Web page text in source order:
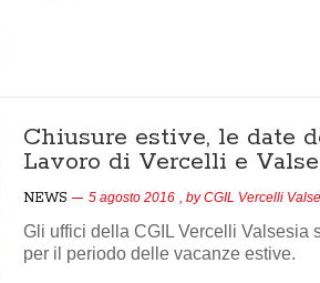
Chiusure estive, le date
Lavoro di Vercelli e
NEWS 5 agosto 2016 , byCGIL Vercelli
Gli uffici della CGIL Vercelli Valsesia
per il periodo delle vacanze estive.